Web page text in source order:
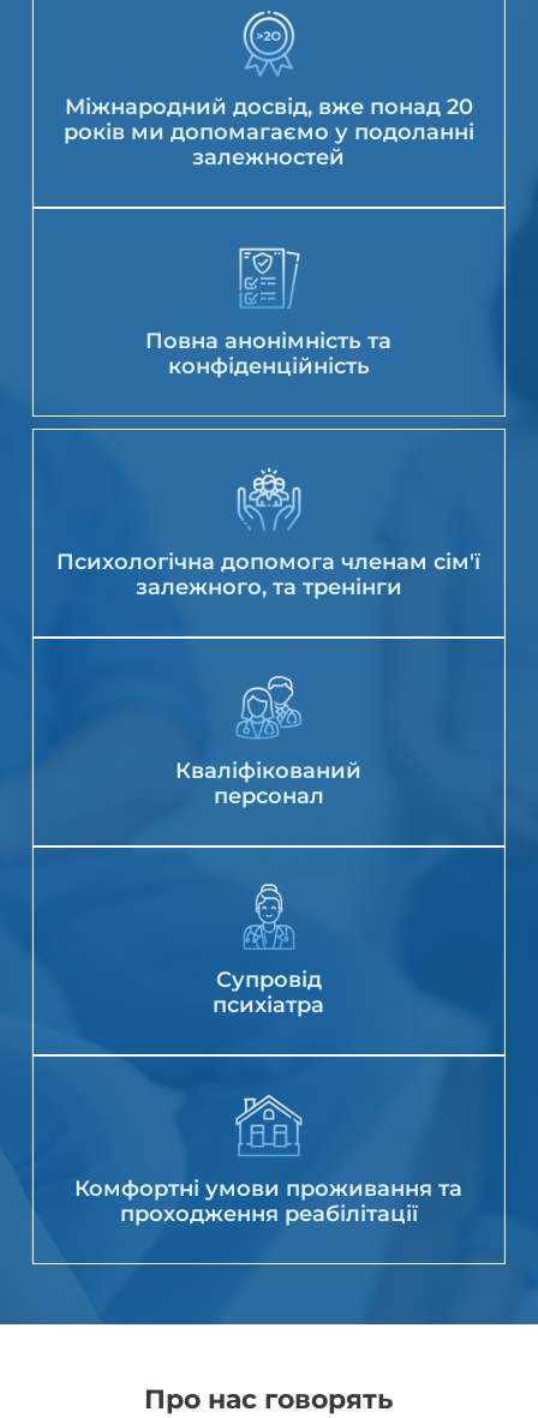
Міжнародний досвід, вже понад 20
років ми допомагаємо у подоланні
залежностей
Повна анонімність та
конфіденційність
Психологічна допомога членам сім'ї
залежного, та тренінги
Кваліфікований
персонал
Супровід
психіатра
Комфортні умови проживання та
проходження реабілітації
Про нас говорять